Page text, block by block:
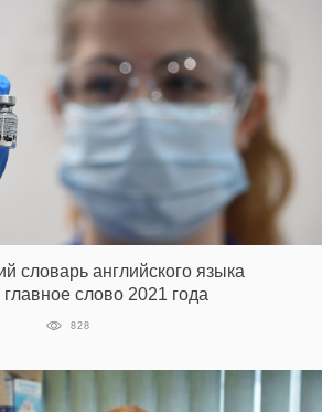
словарь английского языка
главное слово 2021 года
828